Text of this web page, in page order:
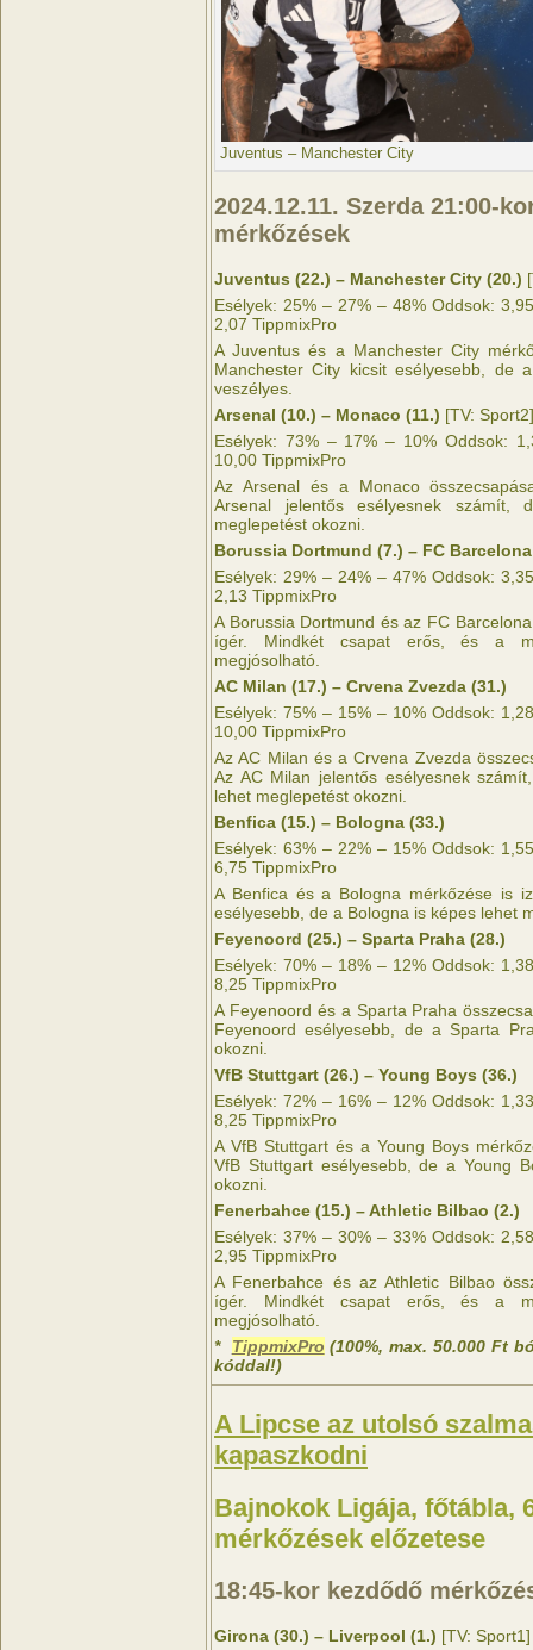
Juventus – Manchester City
2024.12.11. Szerda 21:00-
mérkőzések
Juventus (22.) – Manchester City (20.)
Esélyek: 25% – 27% – 48% Oddsok:
2,07 TippmixPro
A Juventus és a Manchester City
Manchester City kicsit esélyesebb, de
veszélyes.
Arsenal (10.) – Monaco (11.) [TV: Sport2]
Esélyek: 73% – 17% – 10% Oddsok:
10,00 TippmixPro
Az Arsenal és a Monaco
Arsenal jelentős esélyesnek
meglepetést okozni.
Borussia Dortmund (7.) – FC
Esélyek: 29% – 24% – 47% Oddsok:
2,13 TippmixPro
A Borussia Dortmund és az FC
ígér. Mindkét csapat erős, és a
megjósolható.
AC Milan (17.) – Crvena Zvezda (31.)
Esélyek: 75% – 15% – 10% Oddsok:
10,00 TippmixPro
Az AC Milan és a Crvena Zvezda
Az AC Milan jelentős esélyesnek
lehet meglepetést okozni.
Benfica (15.) – Bologna (33.)
Esélyek: 63% – 22% – 15% Oddsok:
6,75 TippmixPro
A Benfica és a Bologna mérkőzése is
esélyesebb, de a Bologna is képes lehet
Feyenoord (25.) – Sparta Praha (28.)
Esélyek: 70% – 18% – 12% Oddsok:
8,25 TippmixPro
A Feyenoord és a Sparta Praha
Feyenoord esélyesebb, de a Sparta
okozni.
VfB Stuttgart (26.) – Young Boys (36.)
Esélyek: 72% – 16% – 12% Oddsok:
8,25 TippmixPro
A VfB Stuttgart és a Young Boys
VfB Stuttgart esélyesebb, de a Young
okozni.
Fenerbahce (15.) – Athletic Bilbao (2.)
Esélyek: 37% – 30% – 33% Oddsok:
2,95 TippmixPro
A Fenerbahce és az Athletic Bilbao
ígér. Mindkét csapat erős, és a
megjósolható.
* TippmixPro (100%, max. 50.000 Ft
kóddal!)
A Lipcse az utolsó
kapaszkodni
Bajnokok Ligája, főtábla,
mérkőzések előzetese
18:45-kor kezdődő
Girona (30.) – Liverpool (1.) [TV: Sport1]